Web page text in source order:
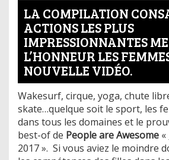
LA COMPILATION
ACTIONS LES PLUS
IMPRESSIONNANTES
L’HONNEUR LES
NOUVELLE VIDÉO.
Wakesurf, cirque, yoga, chute
skate…quelque soit le sport, les
dans tous les domaines et le
best-of de People are Awesome
2017 ». Si vous aviez le moindre